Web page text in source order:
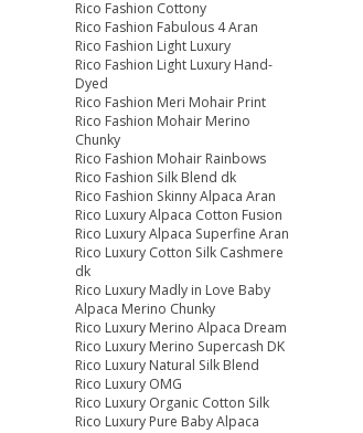
Rico Fashion Cottony
Rico Fashion Fabulous 4 Aran
Rico Fashion Light Luxury
Rico Fashion Light Luxury Hand-
Dyed
Rico Fashion Meri Mohair Print
Rico Fashion Mohair Merino
Chunky
Rico Fashion Mohair Rainbows
Rico Fashion Silk Blend dk
Rico Fashion Skinny Alpaca Aran
Rico Luxury Alpaca Cotton Fusion
Rico Luxury Alpaca Superfine Aran
Rico Luxury Cotton Silk Cashmere
dk
Rico Luxury Madly in Love Baby
Alpaca Merino Chunky
Rico Luxury Merino Alpaca Dream
Rico Luxury Merino Supercash DK
Rico Luxury Natural Silk Blend
Rico Luxury OMG
Rico Luxury Organic Cotton Silk
Rico Luxury Pure Baby Alpaca